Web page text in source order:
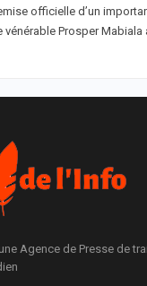
officielle d’un
vénérable Prosper
Agence de Presse de